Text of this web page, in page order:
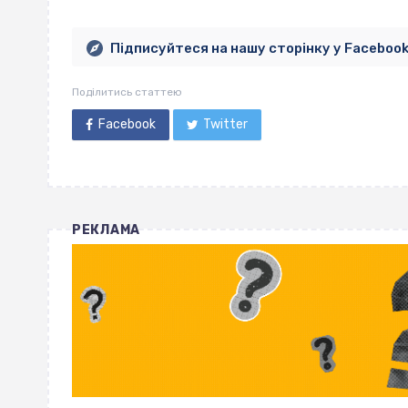
Підписуйтеся на нашу сторінку у Facebook
Поділитись статтею
Facebook Twitter
РЕКЛАМА